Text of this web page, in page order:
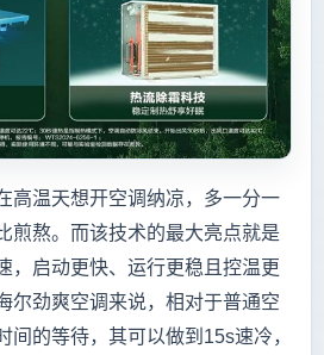
高温天想开空调纳凉，多一分一
煎熬。而该技术的最大亮点就是
，启动更快、运行更稳且控温更
尔劲爽空调来说，相对于普通空
间的等待，其可以做到15s速冷，